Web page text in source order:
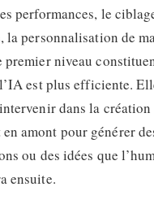
performances, le
la personnalisation de
premier niveau
est plus efficiente.
dans la
amont pour générer
ou des idées que
ensuite.